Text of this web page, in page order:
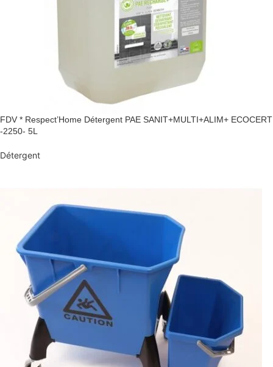
FDV * Respect’Home Détergent PAE SANIT+MULTI+ALIM+ ECOCERT
-2250- 5L
Détergent